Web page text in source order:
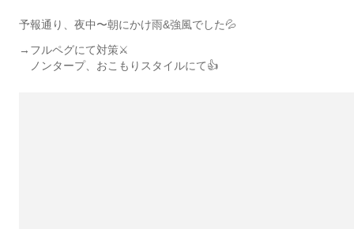
予報通り、夜中〜朝にかけ雨&強風でした💦
→フルペグにて対策⚔️
ノンタープ、おこもりスタイルにて👍